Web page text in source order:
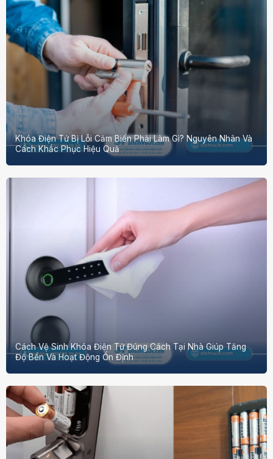
Khóa Điện Tử Bị Lỗi Cảm Biến Phải Làm Gì? Nguyên Nhân Và
Cách Khắc Phục Hiệu Quả
Cách Vệ Sinh Khóa Điện Tử Đúng Cách Tại Nhà Giúp Tăng
Độ Bền Và Hoạt Động Ổn Định